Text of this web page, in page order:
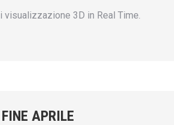
3D in Real Time.
APRILE